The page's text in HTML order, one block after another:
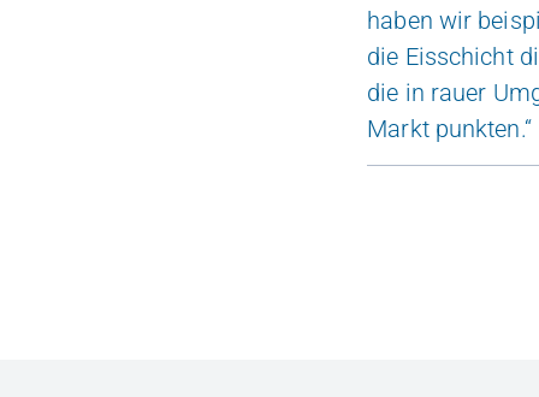
haben wir
die Eisschicht
die in rauer
Markt punkten.“